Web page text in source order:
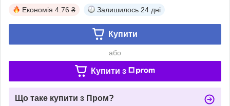
Економія 4.76 ₴ Залишилось 24 дні
Купити
або
Купити з
Що таке купити з Пром?